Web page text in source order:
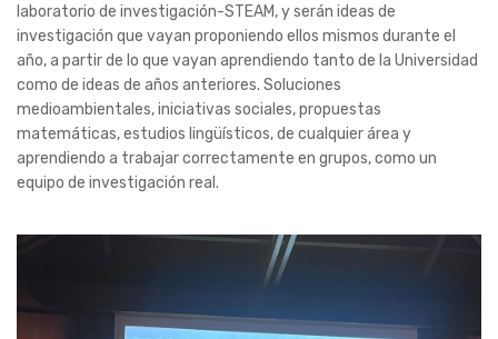
laboratorio de investigación-STEAM, y serán ideas de
investigación que vayan proponiendo ellos mismos durante el
año, a partir de lo que vayan aprendiendo tanto de la Universidad
como de ideas de años anteriores. Soluciones
medioambientales, iniciativas sociales, propuestas
matemáticas, estudios lingüísticos, de cualquier área y
aprendiendo a trabajar correctamente en grupos, como un
equipo de investigación real.